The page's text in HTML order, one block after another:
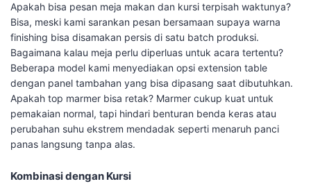
Apakah bisa pesan meja makan dan kursi terpisah waktunya?
Bisa, meski kami sarankan pesan bersamaan supaya warna
finishing bisa disamakan persis di satu batch produksi.
Bagaimana kalau meja perlu diperluas untuk acara tertentu?
Beberapa model kami menyediakan opsi extension table
dengan panel tambahan yang bisa dipasang saat dibutuhkan.
Apakah top marmer bisa retak? Marmer cukup kuat untuk
pemakaian normal, tapi hindari benturan benda keras atau
perubahan suhu ekstrem mendadak seperti menaruh panci
panas langsung tanpa alas.
Kombinasi dengan Kursi